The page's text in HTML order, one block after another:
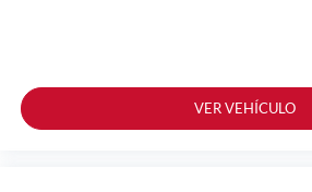
VER VEHÍCULO